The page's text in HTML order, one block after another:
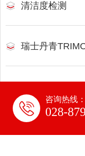
清洁度检测
瑞士丹青
咨询热线：
028-